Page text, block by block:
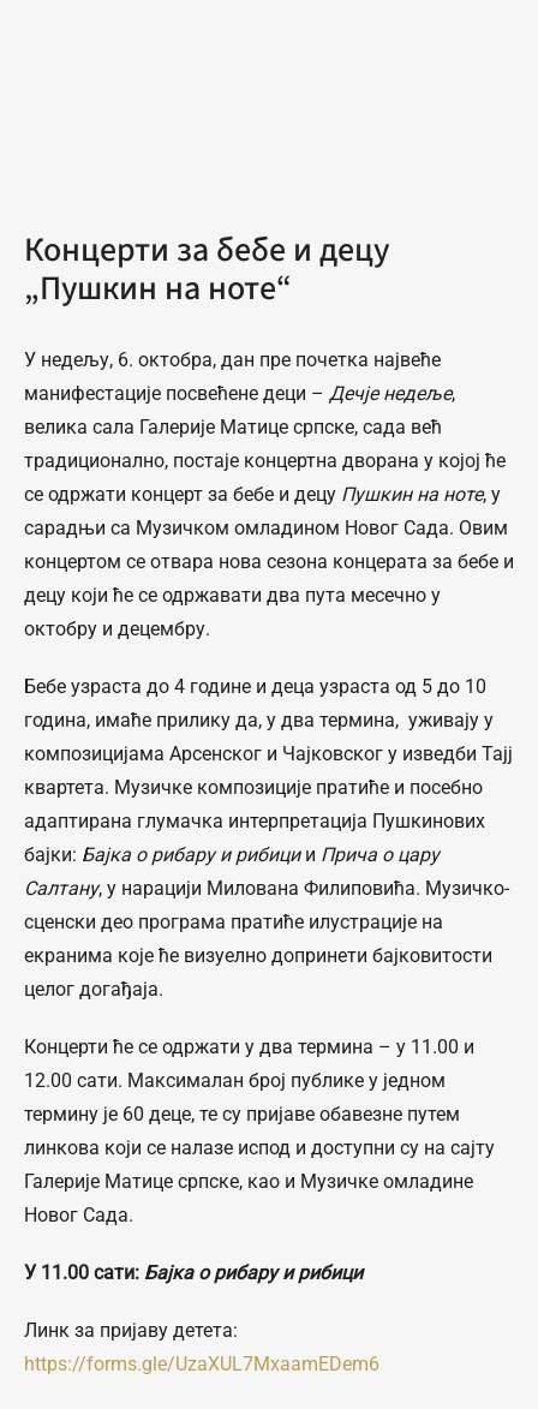
Концерти за бебе и децу
„Пушкин на ноте“
У недељу, 6. октобра, дан пре почетка највеће
манифестације посвећене деци – Дечје недеље,
велика сала Галерије Матице српске, сада већ
традиционално, постаје концертна дворана у којој ће
се одржати концерт за бебе и децу Пушкин на ноте, у
сарадњи са Музичком омладином Новог Сада. Овим
концертом се отвара нова сезона концерата за бебе и
децу који ће се одржавати два пута месечно у
октобру и децембру.
Бебе узраста до 4 године и деца узраста од 5 до 10
година, имаће прилику да, у два термина, уживају у
композицијама Арсенског и Чајковског у изведби Тајј
квартета. Музичке композиције пратиће и посебно
адаптирана глумачка интерпретација Пушкинових
бајки: Бајка о рибару и рибици и Прича о цару
Салтану, у нарацији Милована Филиповића. Музичко-
сценски део програма пратиће илустрације на
екранима које ће визуелно допринети бајковитости
целог догађаја.
Концерти ће се одржати у два термина – у 11.00 и
12.00 сати. Максималан број публике у једном
термину је 60 деце, те су пријаве обавезне путем
линкова који се налазе испод и доступни су на сајту
Галерије Матице српске, као и Музичке омладине
Новог Сада.
У 11.00 сати: Бајка о рибару и рибици
Линк за пријаву детета:
https://forms.gle/UzaXUL7MxaamEDem6